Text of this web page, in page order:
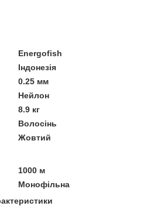
Energofish
Індонезія
0.25 мм
Нейлон
8.9 кг
Волосінь
Жовтий
1000 м
Монофільна